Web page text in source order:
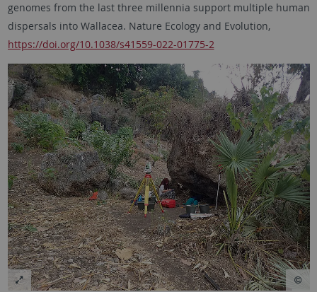
genomes from the last three millennia support multiple human
dispersals into Wallacea. Nature Ecology and Evolution,
https://doi.org/10.1038/s41559-022-01775-2